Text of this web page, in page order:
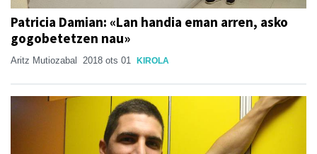
Patricia Damian: «Lan handia eman arren, asko
gogobetetzen nau»
Aritz Mutiozabal 2018 ots 01 KIROLA